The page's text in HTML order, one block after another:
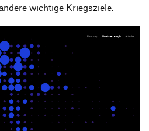
wichtige Kriegsziele.